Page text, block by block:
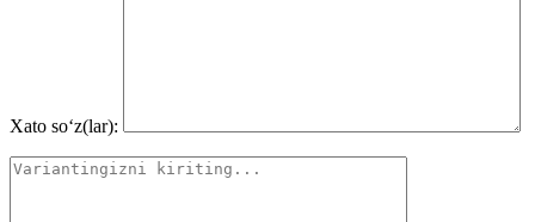
Xato so‘z(lar):